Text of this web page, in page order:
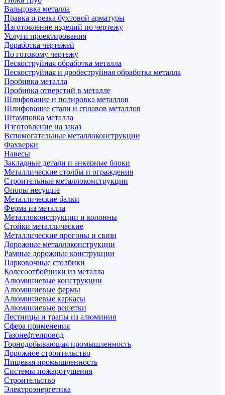
Вальцовка металла
Правка и резка бухтовой арматуры
Изготовление изделий по чертежу
Услуги проектирования
Доработка чертежей
По готовому чертежу
Пескоструйная обработка металла
Пескоструйная и дробеструйная обработка металла
Пробивка металла
Пробивка отверстий в металле
Шлифование и полировка металлов
Шлифование стали и сплавов металлов
Штамповка металла
Изготовление на заказ
Вспомогательные металлоконструкции
Фахверки
Навесы
Закладные детали и анкерные блоки
Металлические столбы и ограждения
Строительные металлоконструкции
Опоры несущие
Металлические балки
Ферма из металла
Металлоконструкции и колонны
Стойки металлические
Металлические прогоны и связи
Дорожные металлоконструкции
Рамные дорожные конструкции
Парковочные столбики
Колесоотбойники из металла
Алюминиевые конструкции
Алюминиевые фермы
Алюминиевые каркасы
Алюминиевые решетки
Лестницы и трапы из алюминия
Сфера применения
Газонефтепровод
Горнодобывающая промышленность
Дорожное строительство
Пищевая промышленность
Системы пожаротушения
Строительство
Электроэнергетика